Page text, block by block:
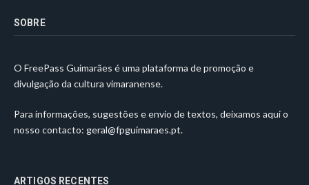
SOBRE
O FreePass Guimarães é uma plataforma de promoção e
divulgação da cultura vimaranense.
Para informações, sugestões e envio de textos, deixamos aqui o
nosso contacto: geral@fpguimaraes.pt.
ARTIGOS RECENTES